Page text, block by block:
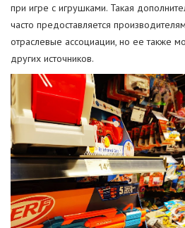
при игре с игрушками. Такая
часто предоставляется
отраслевые ассоциации, но ее также
других источников.